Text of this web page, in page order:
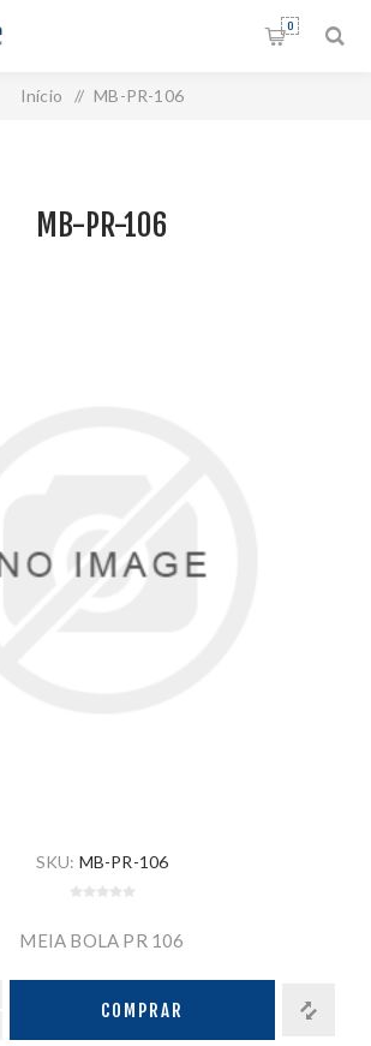
0
Início / MB-PR-106
MB-PR-106
SKU: MB-PR-106
MEIA BOLA PR 106
COMPRAR